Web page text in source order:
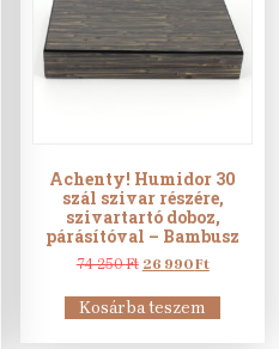
Achenty! Humidor 30
szál szivar részére,
szivartartó doboz,
párásítóval – Bambusz
74 250Ft Original
was:
74
26 990FtCurrent
is:
26
Kosárba teszem